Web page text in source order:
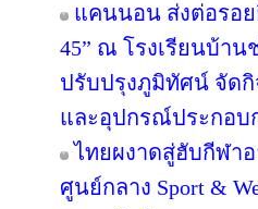
แคนนอน ส่งต่อรอย
45” ณ โรงเรียนบ้า
ปรับปรุงภูมิทัศน์ จัดกิ
และอุปกรณ์ประกอบ
ไทยผงาดสู่ฮับกีฬาอ
ศูนย์กลาง Sport &